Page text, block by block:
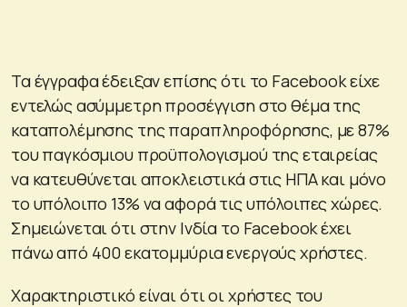
Τα έγγραφα έδειξαν επίσης ότι το Facebook είχε
εντελώς ασύμμετρη προσέγγιση στο θέμα της
καταπολέμησης της παραπληροφόρησης, με 87%
του παγκόσμιου προϋπολογισμού της εταιρείας
να κατευθύνεται αποκλειστικά στις ΗΠΑ και μόνο
το υπόλοιπο 13% να αφορά τις υπόλοιπες χώρες.
Σημειώνεται ότι στην Ινδία το Facebook έχει
πάνω από 400 εκατομμύρια ενεργούς χρήστες.
Χαρακτηριστικό είναι ότι οι χρήστες του